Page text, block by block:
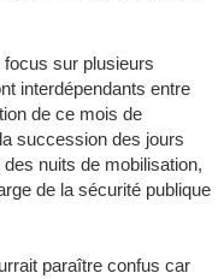
sur plusieurs
interdépendants entre
de ce mois de
succession des jours
nuits de mobilisation,
de la sécurité publique
paraître confus car